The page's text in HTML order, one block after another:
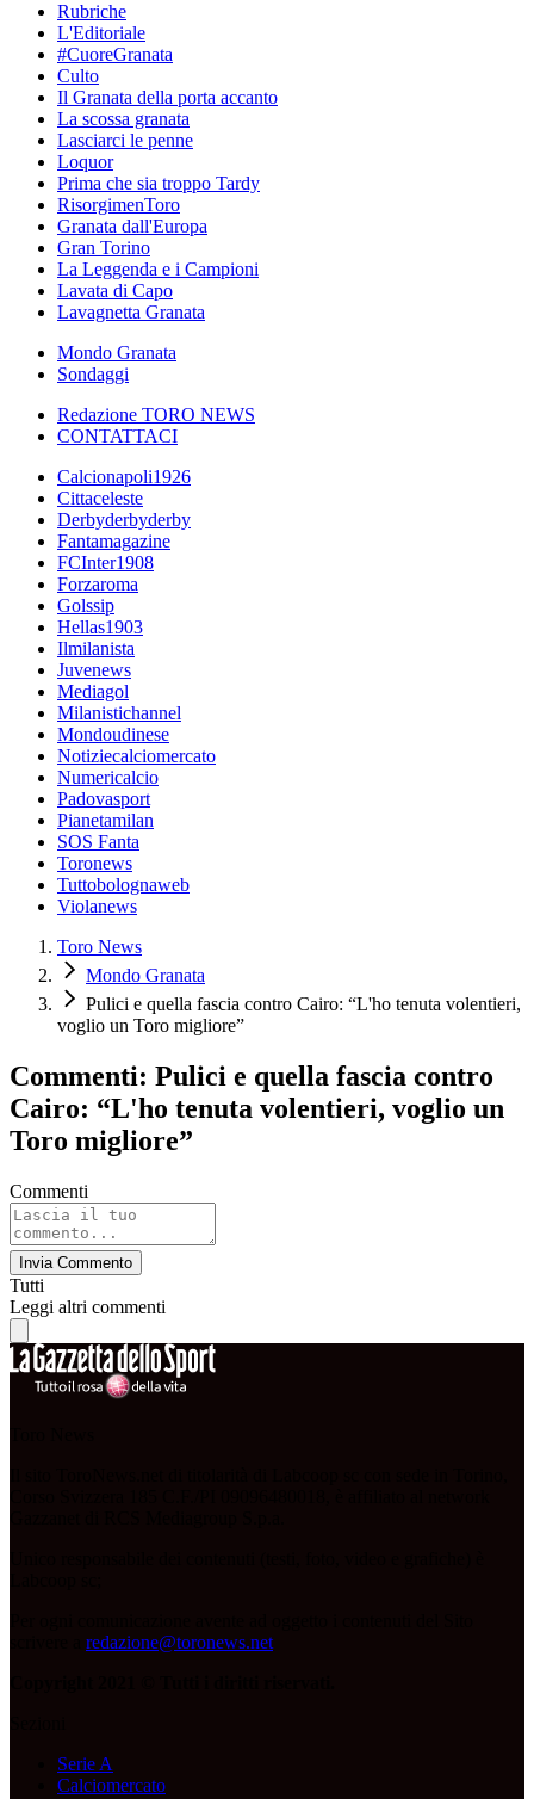
Rubriche
L'Editoriale
#CuoreGranata
Culto
Il Granata della porta accanto
La scossa granata
Lasciarci le penne
Loquor
Prima che sia troppo Tardy
RisorgimenToro
Granata dall'Europa
Gran Torino
La Leggenda e i Campioni
Lavata di Capo
Lavagnetta Granata
Mondo Granata
Sondaggi
Redazione TORO NEWS
CONTATTACI
Calcionapoli1926
Cittaceleste
Derbyderbyderby
Fantamagazine
FCInter1908
Forzaroma
Golssip
Hellas1903
Ilmilanista
Juvenews
Mediagol
Milanistichannel
Mondoudinese
Notiziecalciomercato
Numericalcio
Padovasport
Pianetamilan
SOS Fanta
Toronews
Tuttobolognaweb
Violanews
Toro News
Mondo Granata
Pulici e quella fascia contro Cairo: “L'ho tenuta volentieri,
voglio un Toro migliore”
Commenti: Pulici e quella fascia contro
Cairo: “L'ho tenuta volentieri, voglio un
Toro migliore”
Commenti
Invia Commento
Tutti
Leggi altri commenti
redazione@toronews.net
Serie A
Calciomercato